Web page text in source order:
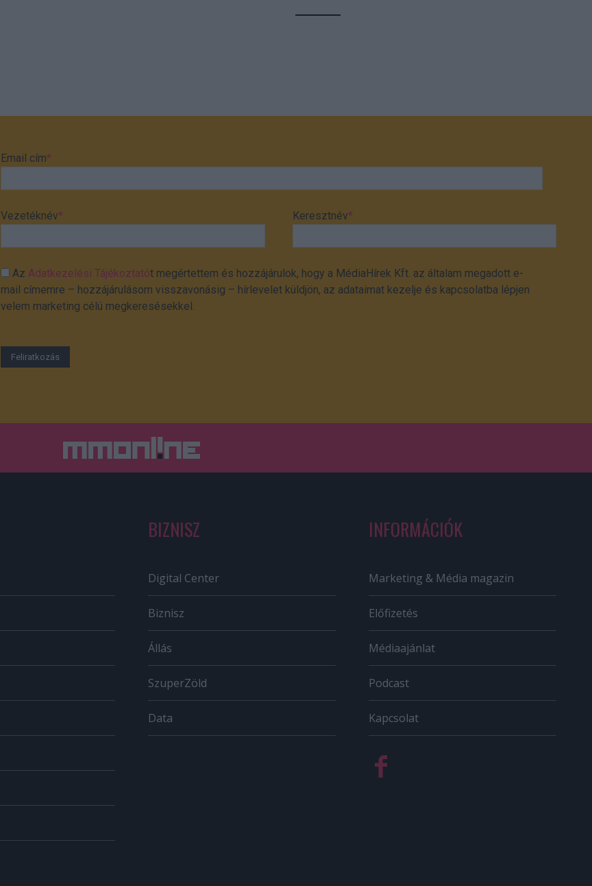
Email cím*
Vezetéknév* Keresztnév*
AzAdatkezelési Tájékoztatót megértettem és hozzájárulok, hogy a MédiaHírek Kft. az általam megadott e-
mail címemre – hozzájárulásom visszavonásig – hírlevelet küldjön, az adataimat kezelje és kapcsolatba lépjen
velem marketing célú megkeresésekkel.
BIZNISZ
Digital Center
Biznisz
Állás
SzuperZöld
Data
INFORMÁCIÓK
Marketing & Média magazin
Előfizetés
Médiaajánlat
Podcast
Kapcsolat